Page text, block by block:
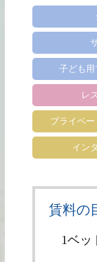
子ども用
レ
プライベ
イン
賃料の
1ベッ